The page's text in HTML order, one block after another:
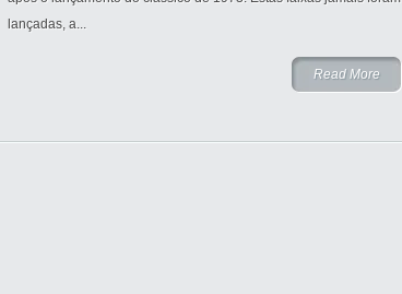
lançadas, a...
Read More